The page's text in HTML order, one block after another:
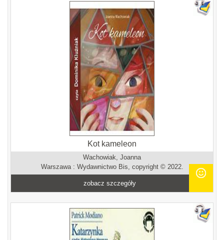
Kot kameleon
Wachowiak, Joanna
Warszawa : Wydawnictwo Bis, copyright © 2022.
zobacz szczegóły